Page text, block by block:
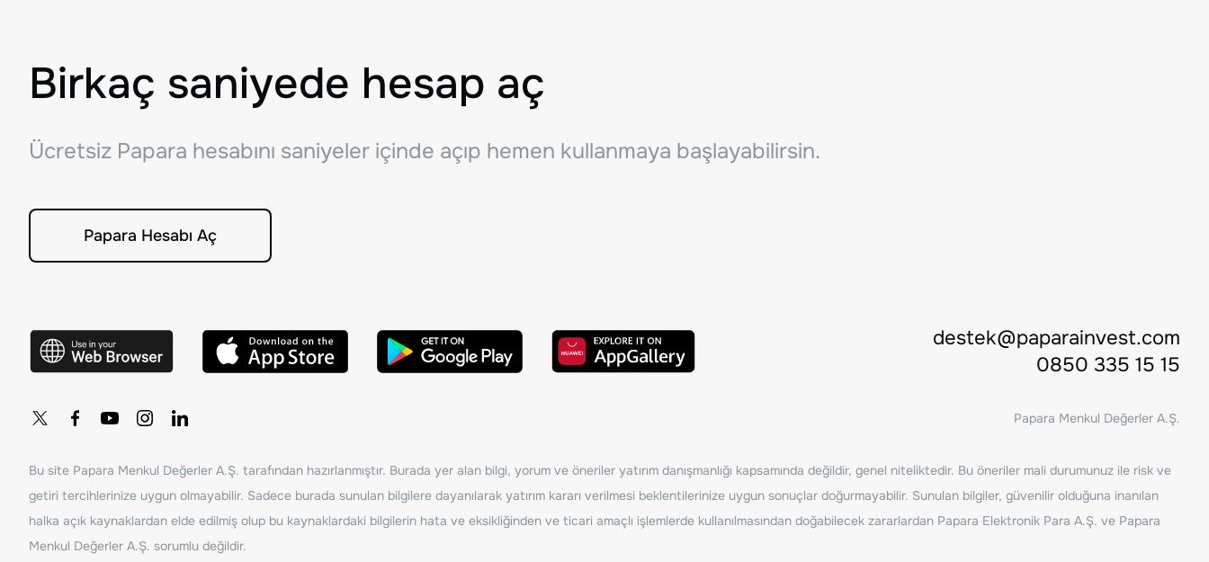
Birkaç saniyede hesap aç
Ücretsiz Papara hesabını saniyeler içinde açıp hemen kullanmaya başlayabilirsin.
Papara Hesabı Aç
destek@paparainvest.com
0850 335 15 15
Papara Menkul Değerler A.Ş.
Bu site Papara Menkul Değerler A.Ş. tarafından hazırlanmıştır. Burada yer alan bilgi, yorum ve öneriler yatırım danışmanlığı kapsamında değildir, genel niteliktedir. Bu öneriler mali durumunuz ile risk ve
getiri tercihlerinize uygun olmayabilir. Sadece burada sunulan bilgilere dayanılarak yatırım kararı verilmesi beklentilerinize uygun sonuçlar doğurmayabilir. Sunulan bilgiler, güvenilir olduğuna inanılan
halka açık kaynaklardan elde edilmiş olup bu kaynaklardaki bilgilerin hata ve eksikliğinden ve ticari amaçlı işlemlerde kullanılmasından doğabilecek zararlardan Papara Elektronik Para A.Ş. ve Papara
Menkul Değerler A.Ş. sorumlu değildir.